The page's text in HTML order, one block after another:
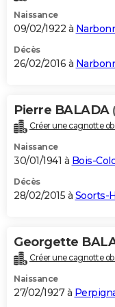
Naissance
09/02/1922 à
Décès
26/02/2016 à
Pierre BALADA
Créer une cagnotte
Naissance
30/01/1941 à Bois-
Décès
28/02/2015 à Soorts-
Georgette
Créer une cagnotte
Naissance
27/02/1927 à